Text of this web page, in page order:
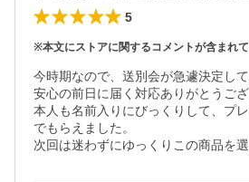
5
※本文にストアに関するコメントが含まれて
今時期なので、送別会が急遽決定し
安心の前日に届く対応ありがとうござ
本人も名前入りにびっくりして、プ
でもらえました。
次回は迷わずにゆっくりこの商品を選